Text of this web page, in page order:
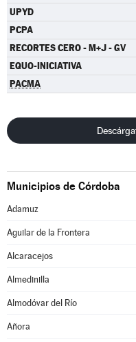
UPYD
PCPA
RECORTES CERO - M+J - GV
EQUO-INICIATIVA
PACMA
Municipios de Córdoba
Adamuz
Aguilar de la Frontera
Alcaracejos
Almedinilla
Almodóvar del Río
Añora